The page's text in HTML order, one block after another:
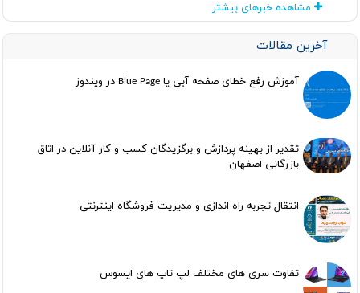
مشاهده خبرهای بیشتر
آخرین مقالات
آموزش رفع خطای صفحه آبی یا Blue Page در ویندوز
تقدیر از بهینه پردازش و برگزیدگان کسب و کار آنلاین در اتاق
بازرگانی اصفهان
انتقال تجربه راه اندازی و مدیریت فروشگاه اینترنتی
تفاوت سری های مختلف لپ تاپ های ایسوس